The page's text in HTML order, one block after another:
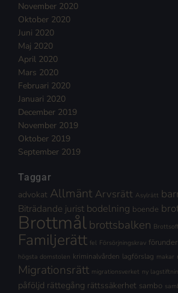
November 2020
Oktober 2020
Juni 2020
Maj 2020
April 2020
Mars 2020
Februari 2020
Januari 2020
December 2019
November 2019
Oktober 2019
September 2019
Taggar
advokat Allmänt Arvsrätt Asylrätt
Biträdande jurist bodelning boende
Brottmålbrottsbalken
Familjerätt fel Försörjningskrav
högsta domstolen kriminalvården lagförslag makar
Migrationsrätt migrationsverket ny
påföljd rättegång rättssäkerhet sambo